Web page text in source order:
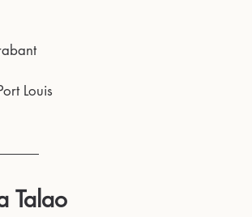
Louis
Talao